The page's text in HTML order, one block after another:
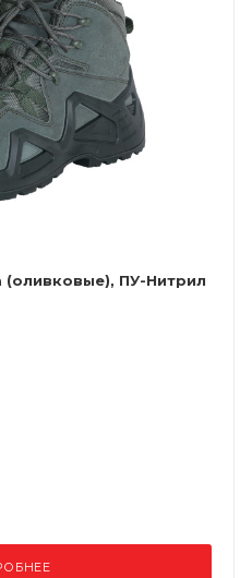
ПУ-Нитрил